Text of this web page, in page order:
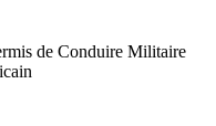
de Conduire Militaire